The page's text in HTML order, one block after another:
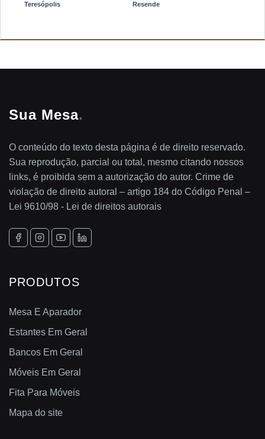
Teresópolis Resende
Sua Mesa.
O conteúdo do texto desta página é de direito reservado.
Sua reprodução, parcial ou total, mesmo citando nossos
links, é proibida sem a autorização do autor. Crime de
violação de direito autoral – artigo 184 do Código Penal –
Lei 9610/98 - Lei de direitos autorais
PRODUTOS
Mesa E Aparador
Estantes Em Geral
Bancos Em Geral
Móveis Em Geral
Fita Para Móveis
Mapa do site